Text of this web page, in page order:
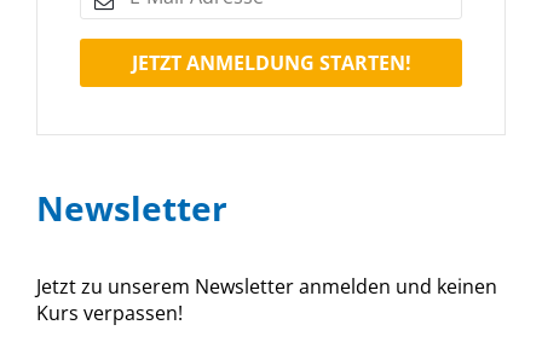
Newsletter
Jetzt zu unserem Newsletter anmelden und keinen
Kurs verpassen!
JETZT ANMELDUNG STARTEN!